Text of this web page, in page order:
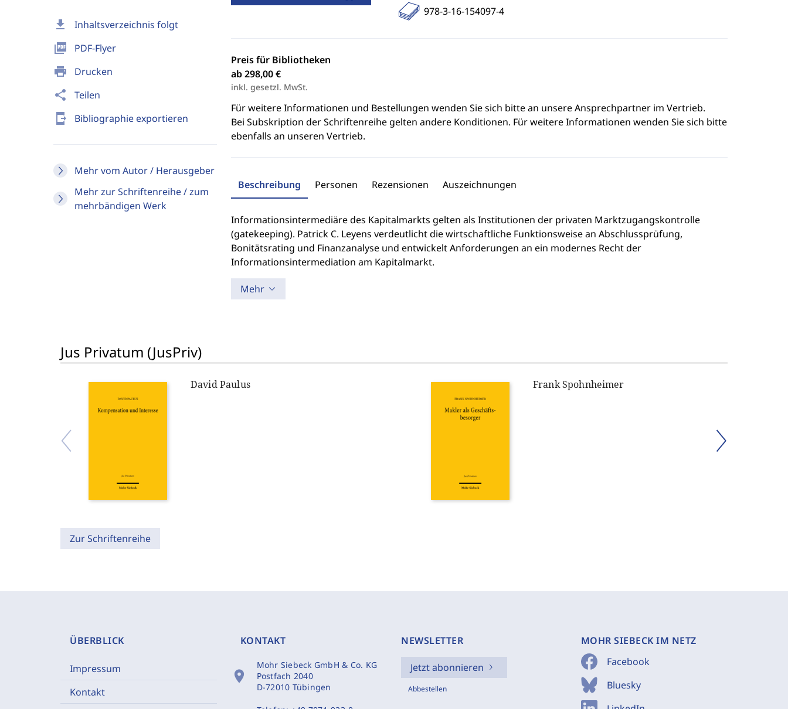
download Inhaltsverzeichnis folgt
picture_as_pdf PDF-Flyer
print Drucken
share Teilen
send_to_mobile Bibliographie exportieren
Mehr vom Autor / Herausgeber
Mehr zur Schriftenreihe / zum
mehrbändigen Werk
978-3-16-154097-4
Preis für Bibliotheken
ab 298,00 €
inkl. gesetzl. MwSt.
Für weitere Informationen und Bestellungen wenden Sie sich bitte an unsere Ansprechpartner im Vertrieb.
Bei Subskription der Schriftenreihe gelten andere Konditionen. Für weitere Informationen wenden Sie sich bitte
ebenfalls an unseren Vertrieb.
Beschreibung Personen Rezensionen Auszeichnungen
Informationsintermediäre des Kapitalmarkts gelten als Institutionen der privaten Marktzugangskontrolle
(gatekeeping). Patrick C. Leyens verdeutlicht die wirtschaftliche Funktionsweise an Abschlussprüfung,
Bonitätsrating und Finanzanalyse und entwickelt Anforderungen an ein modernes Recht der
Informationsintermediation am Kapitalmarkt.
Mehr
Jus Privatum (JusPriv)
David Paulus Frank Spohnheimer
Zur Schriftenreihe
ÜBERBLICK
Impressum
Kontakt
KONTAKT
location_on
Mohr Siebeck GmbH & Co. KG
Postfach 2040
D-72010 Tübingen
NEWSLETTER
Jetzt abonnieren
Abbestellen
MOHR SIEBECK IM NETZ
Facebook
Bluesky